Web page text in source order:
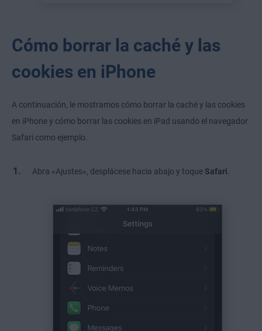
Cómo borrar la caché y las
cookies en iPhone
A continuación, le mostramos cómo borrar la caché y las cookies
en iPhone y cómo borrar las cookies en iPad usando el navegador
Safari como ejemplo.
Abra «Ajustes», desplácese hacia abajo y toque Safari.